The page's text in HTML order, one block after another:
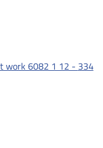
work 6082 1 12 - 334